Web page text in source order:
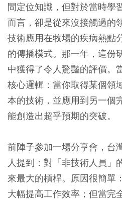
間定位知識，但對於當時學
而言，卻是從來沒接觸過的
技術應用在牧場的疾病熱點
的傳播模式。那一年，這份
中獲得了令人驚豔的評價。
核心邏輯：當你取得某個領
本的技術，並應用到另一個
能創造出超乎預期的突破。
前陣子參加一場分享會，台
人提到：對「非技術人員」
來最大的槓桿。原因很簡單
大幅提高工作效率；但當完